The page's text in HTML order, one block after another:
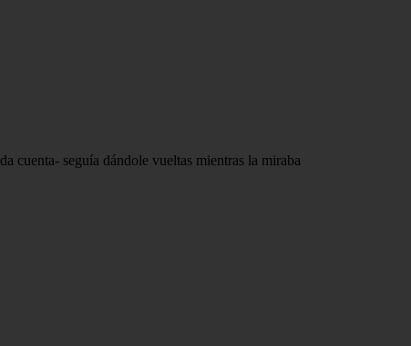
cuenta- seguía dándole vueltas mientras la miraba